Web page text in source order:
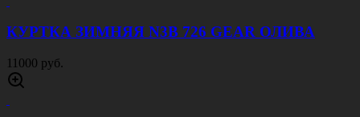
КУРТКА ЗИМНЯЯ N3B 726 GEAR ОЛИВА
11000 руб.